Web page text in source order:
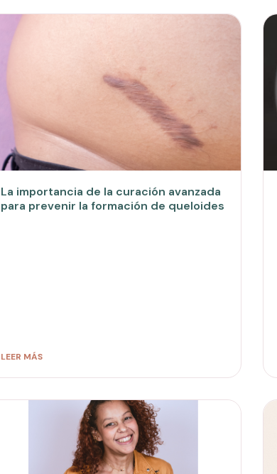
La importancia de la curación avanzada
para prevenir la formación de queloides
LEER MÁS